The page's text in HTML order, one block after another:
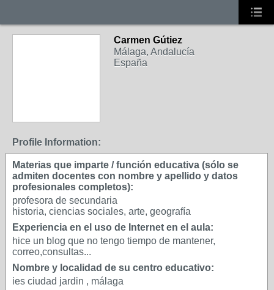
Carmen Gútiez
Málaga, Andalucía
España
Profile Information:
Materias que imparte / función educativa (sólo se
admiten docentes con nombre y apellido y datos
profesionales completos):
profesora de secundaria
historia, ciencias sociales, arte, geografía
Experiencia en el uso de Internet en el aula:
hice un blog que no tengo tiempo de mantener,
correo,consultas...
Nombre y localidad de su centro educativo:
ies ciudad jardin , málaga